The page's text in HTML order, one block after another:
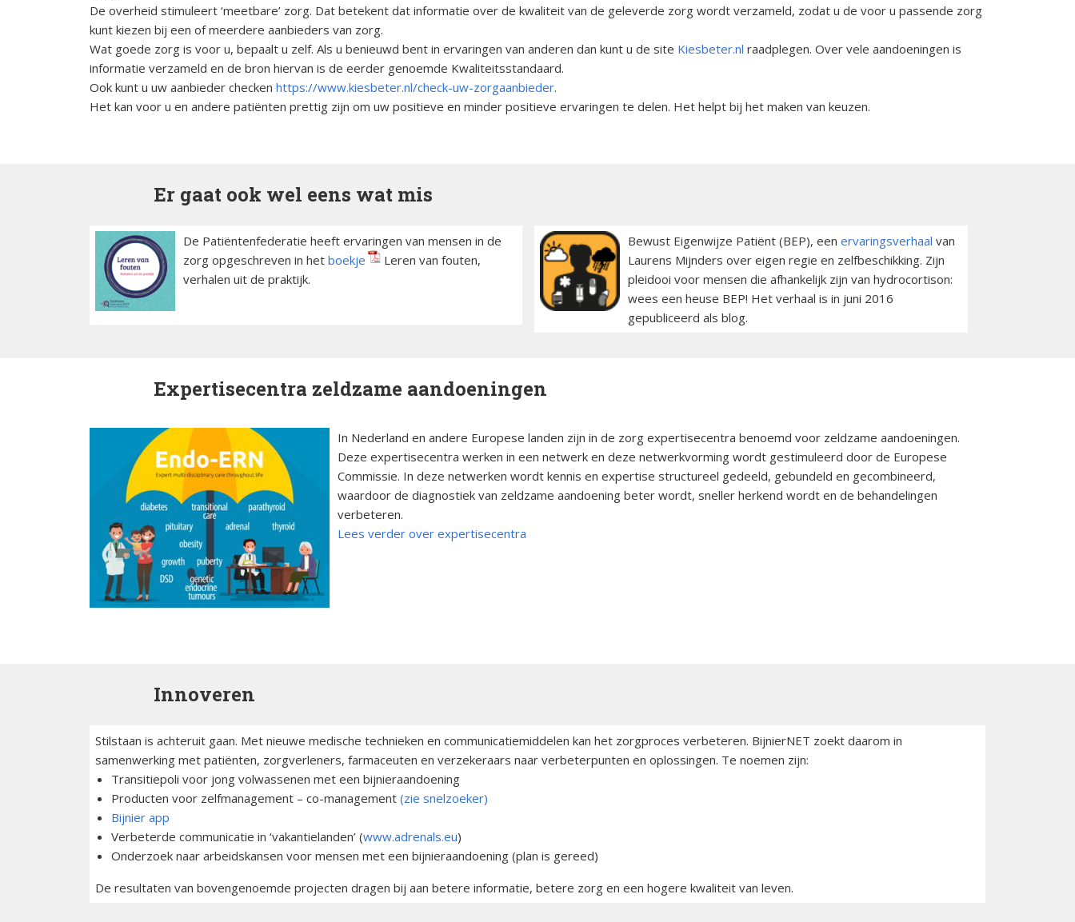
De overheid stimuleert ‘meetbare’ zorg. Dat betekent dat informatie over de kwaliteit van de geleverde zorg wordt verzameld, zodat u de voor u passende zorg
kunt kiezen bij een of meerdere aanbieders van zorg.
Wat goede zorg is voor u, bepaalt u zelf. Als u benieuwd bent in ervaringen van anderen dan kunt u de site Kiesbeter.nl raadplegen. Over vele aandoeningen is
informatie verzameld en de bron hiervan is de eerder genoemde Kwaliteitsstandaard.
Ook kunt u uw aanbieder checken https://www.kiesbeter.nl/check-uw-zorgaanbieder.
Het kan voor u en andere patiënten prettig zijn om uw positieve en minder positieve ervaringen te delen. Het helpt bij het maken van keuzen.
Er gaat ook wel eens wat mis
De Patiëntenfederatie heeft ervaringen van mensen in de
zorg opgeschreven in het boekje
Leren van fouten,
verhalen uit de praktijk.
Bewust Eigenwijze Patiënt (BEP), eenervaringsverhaal van
Laurens Mijnders over eigen regie en zelfbeschikking. Zijn
pleidooi voor mensen die afhankelijk zijn van hydrocortison:
wees een heuse BEP! Het verhaal is in juni 2016
gepubliceerd als blog.
Expertisecentra zeldzame aandoeningen
In Nederland en andere Europese landen zijn in de zorg expertisecentra benoemd voor zeldzame aandoeningen.
Deze expertisecentra werken in een netwerk en deze netwerkvorming wordt gestimuleerd door de Europese
Commissie. In deze netwerken wordt kennis en expertise structureel gedeeld, gebundeld en gecombineerd,
waardoor de diagnostiek van zeldzame aandoening beter wordt, sneller herkend wordt en de behandelingen
verbeteren.
Lees verder over expertisecentra
Innoveren
Stilstaan is achteruit gaan. Met nieuwe medische technieken en communicatiemiddelen kan het zorgproces verbeteren. BijnierNET zoekt daarom in
samenwerking met patiënten, zorgverleners, farmaceuten en verzekeraars naar verbeterpunten en oplossingen. Te noemen zijn:
Transitiepoli voor jong volwassenen met een bijnieraandoening
Producten voor zelfmanagement – co-management (zie snelzoeker)
Bijnier app
Verbeterde communicatie in ‘vakantielanden’ (www.adrenals.eu)
Onderzoek naar arbeidskansen voor mensen met een bijnieraandoening (plan is gereed)
De resultaten van bovengenoemde projecten dragen bij aan betere informatie, betere zorg en een hogere kwaliteit van leven.